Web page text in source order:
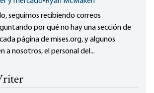
seguimos recibiendo correos
por qué no hay una sección de
página de mises.org, y algunos
a nosotros, el personal del...